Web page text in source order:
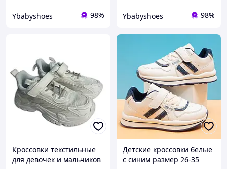
Ybabyshoes 98% Ybabyshoes 98%
Кроссовки текстильные
для девочек и мальчиков
Детские кроссовки белые
с синим размер 26-35